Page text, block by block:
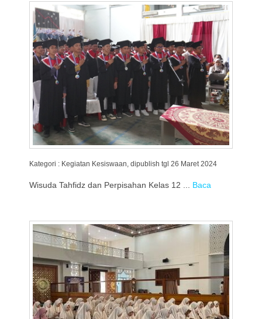
Kategori : Kegiatan Kesiswaan, dipublish tgl 26 Maret 2024
Wisuda Tahfidz dan Perpisahan Kelas 12 ... Baca